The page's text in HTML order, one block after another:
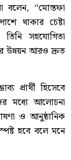
বলেন, “মোস্তফা
থাকার চেষ্টা
সহযোগিতা
উন্নয়ন আরও দ্রুত
প্রার্থী হিসেবে
মধ্যে আলোচনা
ও আনুষ্ঠানিক
হবে বলে মনে